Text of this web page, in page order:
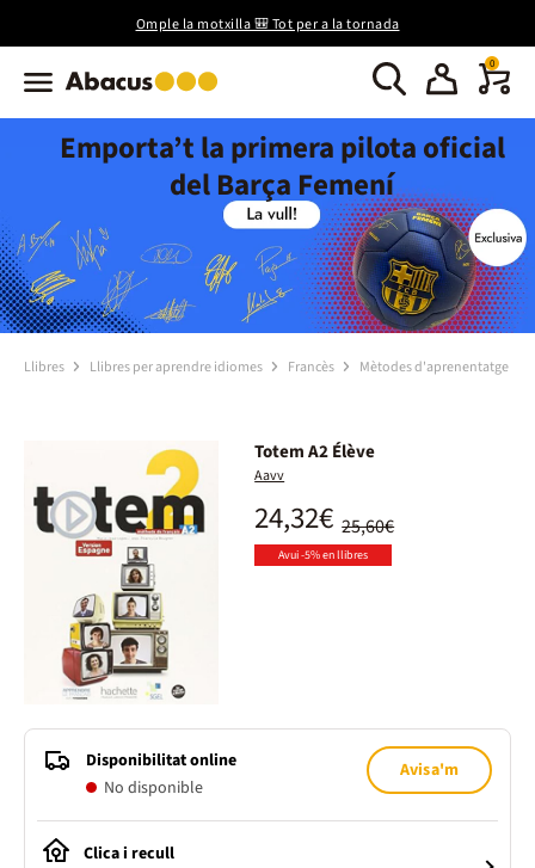
Omple la motxilla 🎒 Tot per a la tornada
0
Emporta’t la primera pilota oficial
del Barça Femení
Llibres Llibres per aprendre idiomes Francès Mètodes d'aprenentatge
Totem A2 Élève
Aavv
25,60€
24,32€
Avui -5% en llibres
Disponibilitat online
No disponible
Avisa'm
Clica i recull